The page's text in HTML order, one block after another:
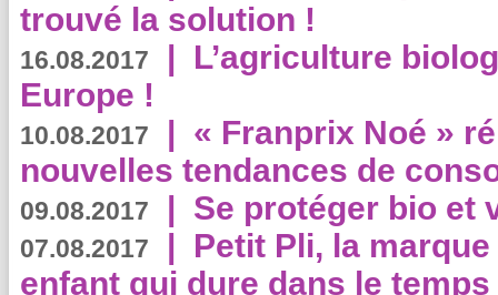
trouvé la solution !
16.08.2017 | L’agriculture
Europe !
10.08.2017 | « Franprix Noé »
nouvelles tendances de
09.08.2017 | Se protéger bio et
07.08.2017 | Petit Pli, la
enfant qui dure dans le temps